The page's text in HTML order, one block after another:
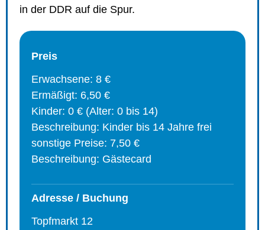
in der DDR auf die Spur.
Preis
Erwachsene: 8 €
Ermäßigt: 6,50 €
Kinder: 0 € (Alter: 0 bis 14)
Beschreibung: Kinder bis 14 Jahre frei
sonstige Preise: 7,50 €
Beschreibung: Gästecard
Adresse / Buchung
Topfmarkt 12